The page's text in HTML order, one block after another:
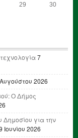
29
30
7
2026
Ο Δήμος
για την
Ιουνίου 2026